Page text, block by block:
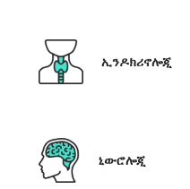
ኢንዶክሪኖሎጂ
ኒውሮሎጂ